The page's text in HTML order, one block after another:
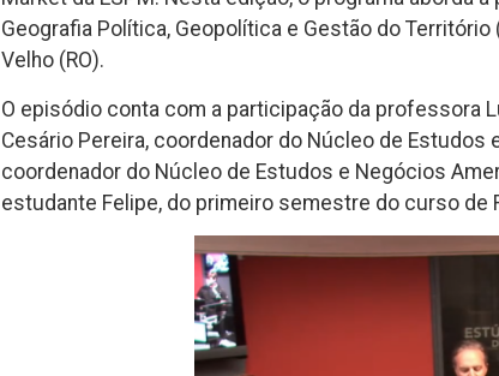
Geografia Política, Geopolítica e Gestão do
Velho (RO).
O episódio conta com a participação da professora
Cesário Pereira, coordenador do Núcleo de Estudos
coordenador do Núcleo de Estudos e Negócios
estudante Felipe, do primeiro semestre do curso de